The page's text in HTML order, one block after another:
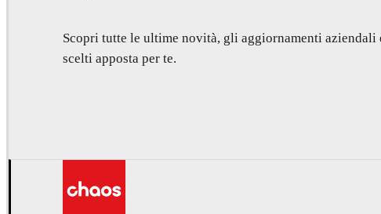
Scopri tutte le ultime novità, gli aggiornamenti
scelti apposta per te.